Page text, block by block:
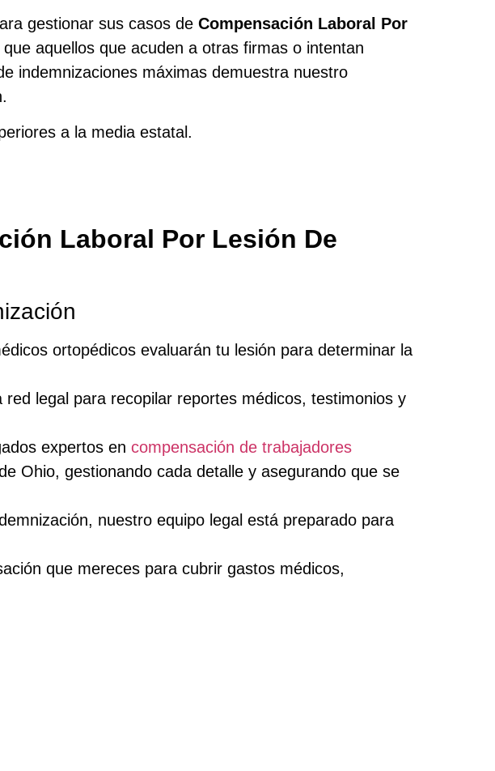
gestionar sus casos de Compensación Laboral Por
aquellos que acuden a otras firmas o intentan
indemnizaciones máximas demuestra nuestro
a la media estatal.
Laboral Por Lesión De
ortopédicos evaluarán tu lesión para determinar la
legal para recopilar reportes médicos, testimonios y
expertos en compensación de trabajadores
Ohio, gestionando cada detalle y asegurando que se
nuestro equipo legal está preparado para
que mereces para cubrir gastos médicos,